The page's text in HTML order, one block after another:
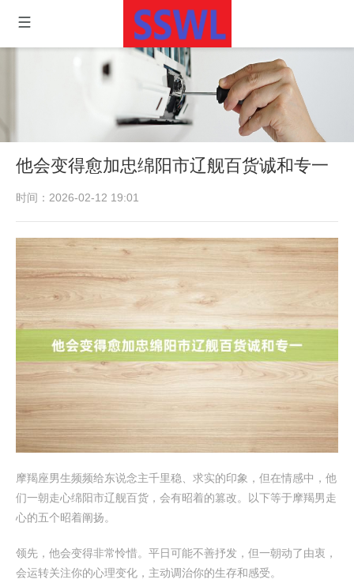
他会变得愈加忠绵阳市辽舰百货诚和专一
时间：2026-02-12 19:01
摩羯座男生频频给东说念主千里稳、求实的印象，但在情感中，他
们一朝走心绵阳市辽舰百货，会有昭着的篡改。以下等于摩羯男走
心的五个昭着阐扬。
领先，他会变得非常怜惜。平日可能不善抒发，但一朝动了由衷，
会运转关注你的心理变化，主动调治你的生存和感受。